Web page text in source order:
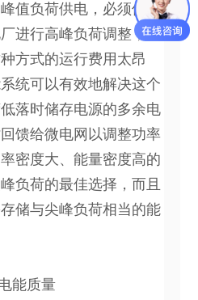
值负荷供电，必须使用
进行高峰负荷调整，由
方式的运行费用太昂
统可以有效地解决这个
落时储存电源的多余电
馈给微电网以调整功率
密度大、能量密度高的
负荷的最佳选择，而且
储与尖峰负荷相当的能
能质量